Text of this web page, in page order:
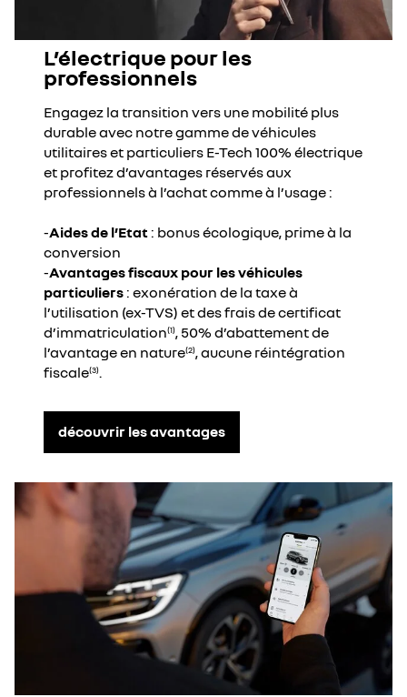
L’électrique pour les
professionnels
Engagez la transition vers une mobilité plus
durable avec notre gamme de véhicules
utilitaires et particuliers E-Tech 100% électrique
et profitez d’avantages réservés aux
professionnels à l’achat comme à l’usage :
-Aides de l’Etat : bonus écologique, prime à la
conversion
-Avantages fiscaux pour les véhicules
particuliers : exonération de la taxe à
l’utilisation (ex-TVS) et des frais de certificat
d’immatriculation(1), 50% d’abattement de
l’avantage en nature(2), aucune réintégration
fiscale(3).
découvrir les avantages